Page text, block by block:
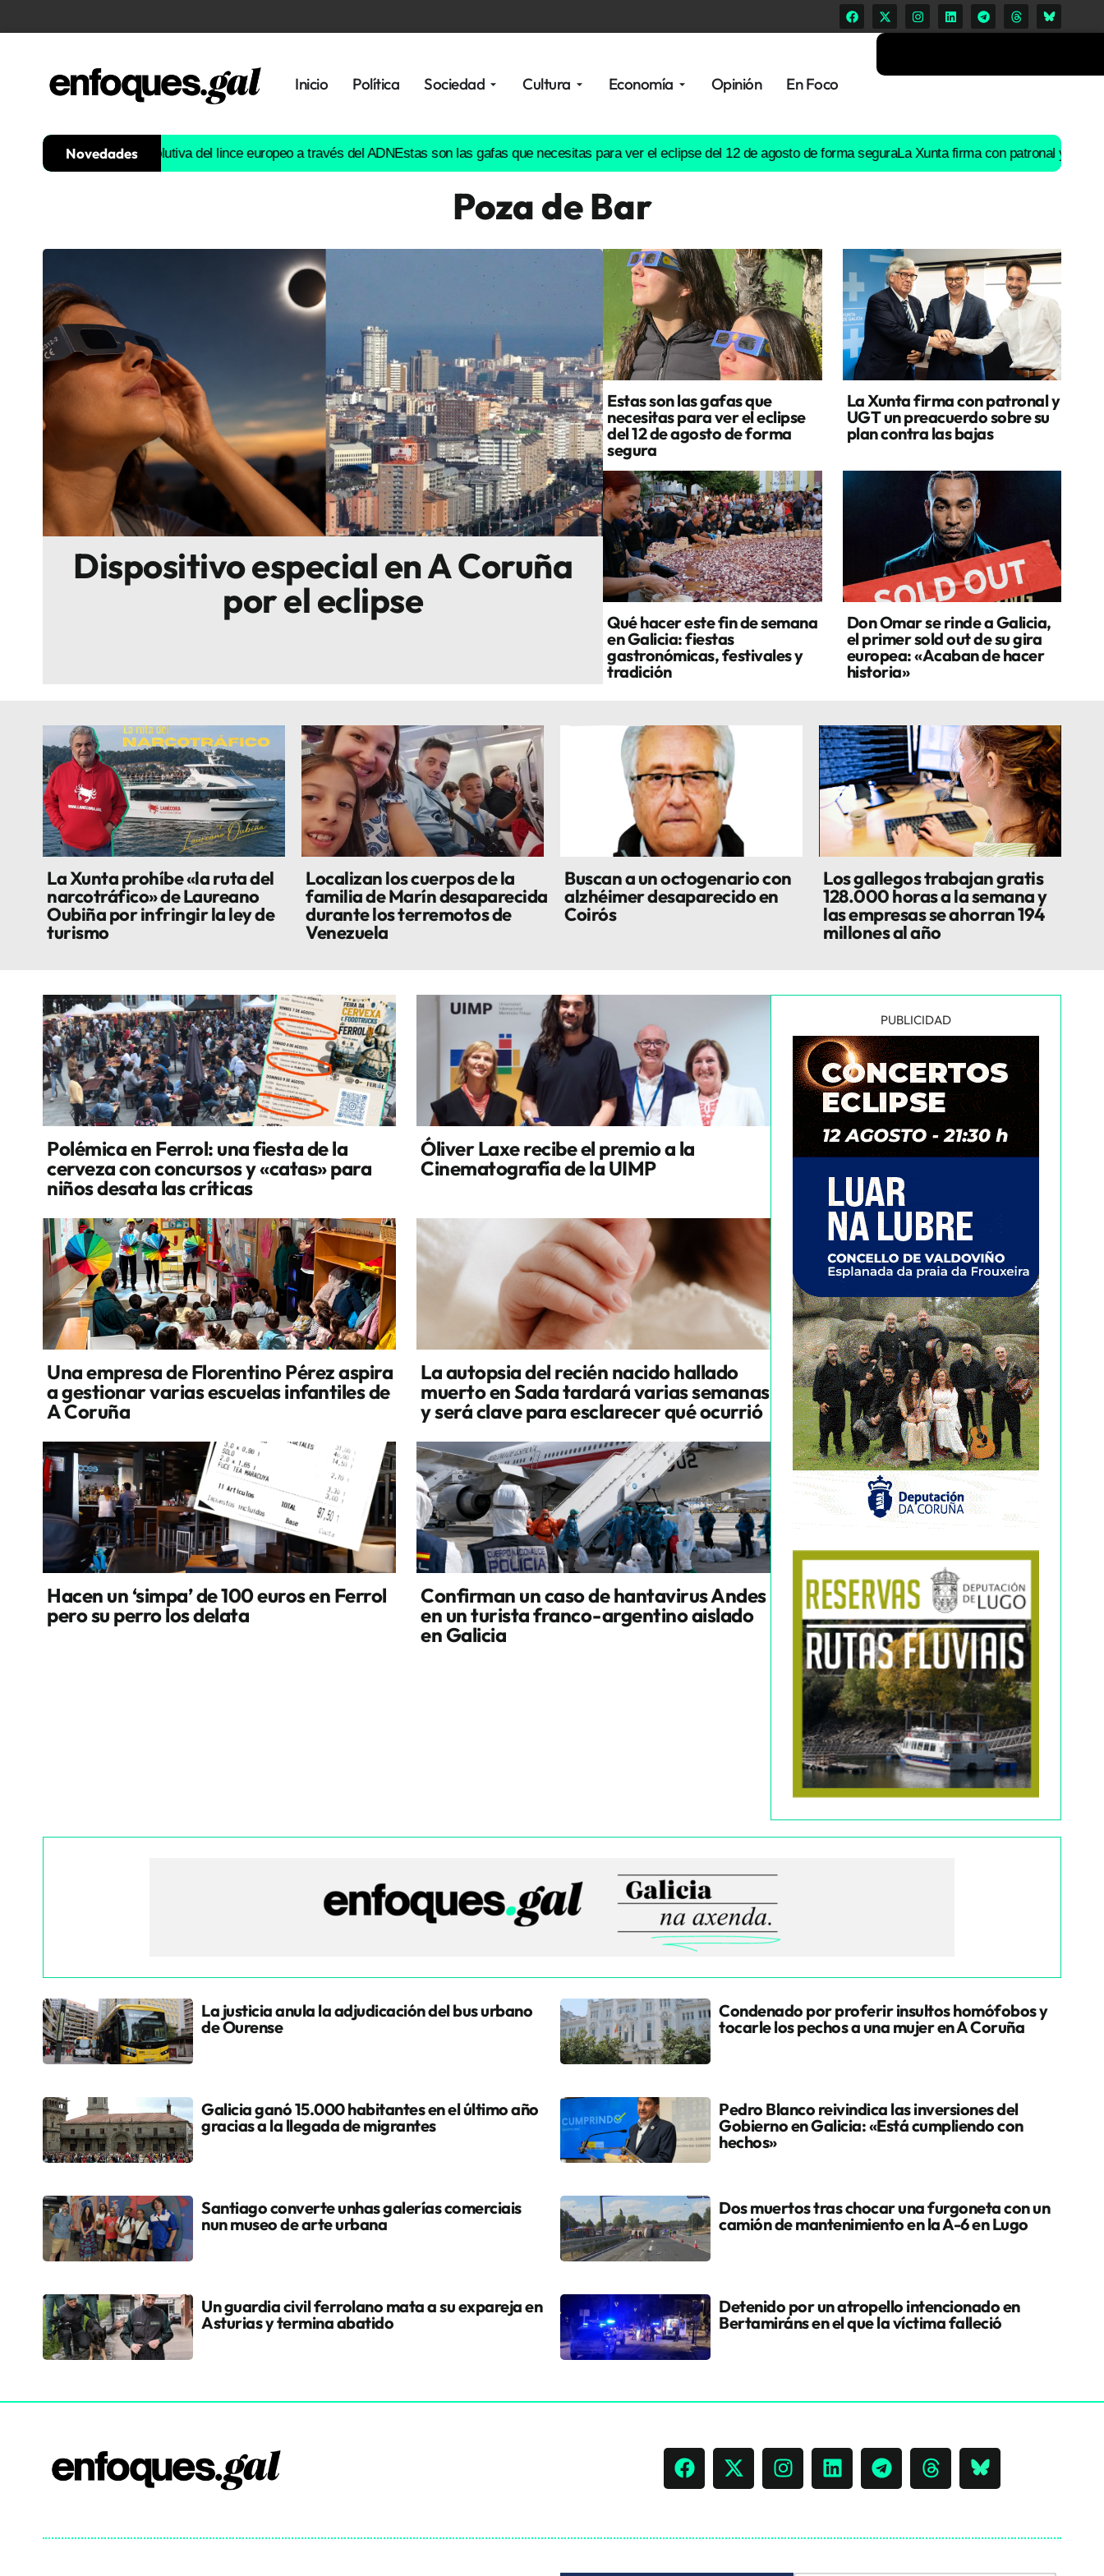
Inicio Política Sociedad Cultura Economía Opinión En Foco
Histórica
Gastronomía
Escenarios
Novedades
la historia evolutiva del lince europeo a través del ADN Estas son las gafas que necesitas para ver el eclipse del 12 de agosto de forma seguraLa Xunta firma con patronal y UGT un
Poza de Bar
Dispositivo especial en A Coruña
por el eclipse
Estas son las gafas que
necesitas para ver el eclipse
del 12 de agosto de forma
segura
La Xunta firma con patronal y
UGT un preacuerdo sobre su
plan contra las bajas
Qué hacer este fin de semana
en Galicia: fiestas
gastronómicas, festivales y
tradición
Don Omar se rinde a Galicia,
el primer sold out de su gira
europea: «Acaban de hacer
historia»
La Xunta prohíbe «la ruta del
narcotráfico» de Laureano
Oubiña por infringir la ley de
turismo
Localizan los cuerpos de la
familia de Marín desaparecida
durante los terremotos de
Venezuela
Buscan a un octogenario con
alzhéimer desaparecido en
Coirós
Los gallegos trabajan gratis
128.000 horas a la semana y
las empresas se ahorran 194
millones al año
Polémica en Ferrol: una fiesta de la
cerveza con concursos y «catas» para
niños desata las críticas
Óliver Laxe recibe el premio a la
Cinematografía de la UIMP
Una empresa de Florentino Pérez aspira
a gestionar varias escuelas infantiles de
A Coruña
La autopsia del recién nacido hallado
muerto en Sada tardará varias semanas
y será clave para esclarecer qué ocurrió
Hacen un ‘simpa’ de 100 euros en Ferrol
pero su perro los delata
Confirman un caso de hantavirus Andes
en un turista franco-argentino aislado
en Galicia
PUBLICIDAD
La justicia anula la adjudicación del bus urbano
de Ourense
Condenado por proferir insultos homófobos y
tocarle los pechos a una mujer en A Coruña
Galicia ganó 15.000 habitantes en el último año
gracias a la llegada de migrantes
Pedro Blanco reivindica las inversiones del
Gobierno en Galicia: «Está cumpliendo con
hechos»
Santiago converte unhas galerías comerciais
nun museo de arte urbana
Dos muertos tras chocar una furgoneta con un
camión de mantenimiento en la A-6 en Lugo
Un guardia civil ferrolano mata a su expareja en
Asturias y termina abatido
Detenido por un atropello intencionado en
Bertamiráns en el que la víctima falleció